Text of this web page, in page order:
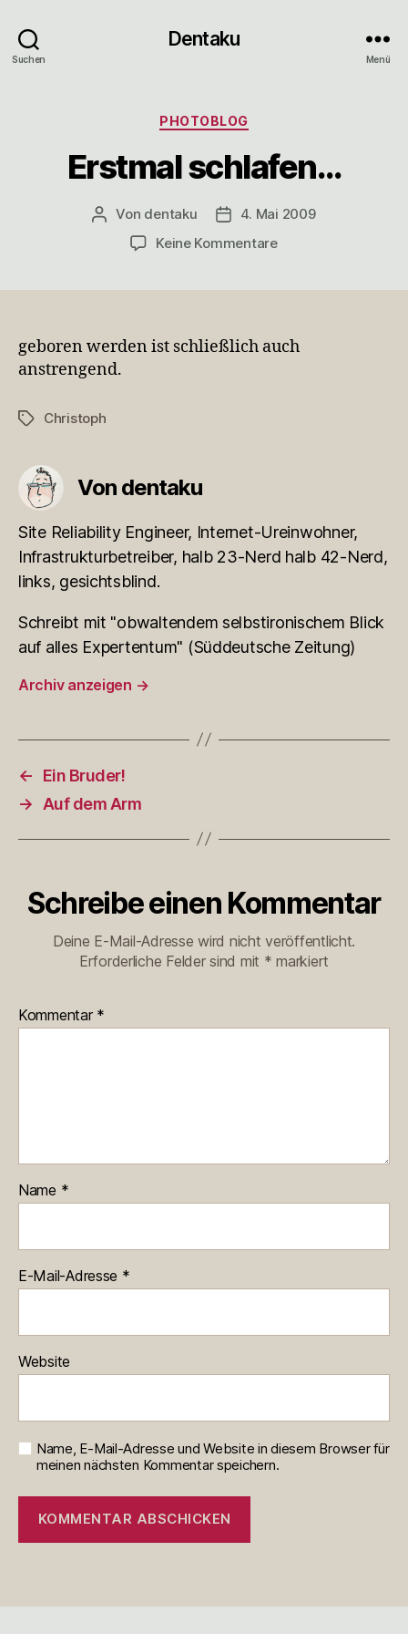
Suchen
Dentaku
Menü
Kategorien
PHOTOBLOG
Erstmal schlafen…
Beitragsautor
Von dentaku Veröffentlichungsdatum
4. Mai 2009
Keine Kommentarezu
geboren werden ist schließlich auch
anstrengend.
Schlagwörter
Christoph
Von dentaku
Site Reliability Engineer, Internet-Ureinwohner,
Infrastrukturbetreiber, halb 23-Nerd halb 42-Nerd,
links, gesichtsblind.
Schreibt mit "obwaltendem selbstironischem Blick
auf alles Expertentum" (Süddeutsche Zeitung)
Archiv anzeigen →
←
Ein Bruder!
→
Auf dem Arm
Schreibe einen Kommentar
Deine E-Mail-Adresse wird nicht veröffentlicht.
Erforderliche Felder sind mit * markiert
Kommentar *
Name *
E-Mail-Adresse *
Website
Name, E-Mail-Adresse und Website in diesem Browser für
meinen nächsten Kommentar speichern.